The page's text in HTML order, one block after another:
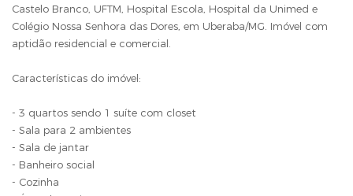
Castelo Branco, UFTM, Hospital Escola, Hospital da Unimed e
Colégio Nossa Senhora das Dores, em Uberaba/MG. Imóvel com
aptidão residencial e comercial.
Características do imóvel:
- 3 quartos sendo 1 suíte com closet
- Sala para 2 ambientes
- Sala de jantar
- Banheiro social
- Cozinha